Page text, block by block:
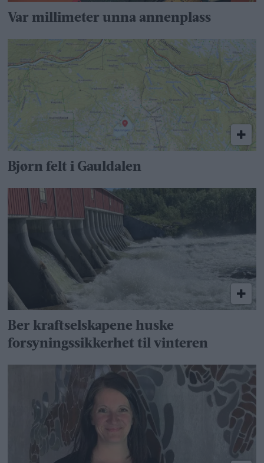
Var millimeter unna annenplass
Bjørn felt i Gauldalen
Ber kraftselskapene huske
forsyningssikkerhet til vinteren